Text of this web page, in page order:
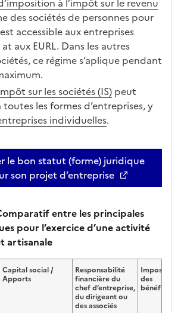
des sociétés de personnes pour
accessible aux entreprises
aux EURL. Dans les autres
ce régime s’aplique pendant
sur les sociétés (IS) peut
toutes les formes d’entreprises, y
individuelles.
le bon statut (forme) juridique
son projet d’entreprise
entre les principales
pour l’exercice d’une activité
artisanale
Capital social /
Apports
Responsabilité
financière du
chef d’entreprise,
du dirigeant ou
des associés
Imposition
des
bénéfices